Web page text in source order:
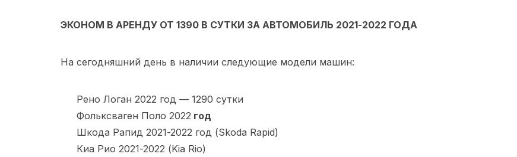
ЭКОНОМ В АРЕНДУ ОТ 1390 В СУТКИ ЗА АВТОМОБИЛЬ 2021-2022 ГОДА
На сегодняшний день в наличии следующие модели машин:
Рено Логан 2022 год — 1290 сутки
Фольксваген Поло 2022 год
Шкода Рапид 2021-2022 год (Skoda Rapid)
Киа Рио 2021-2022 (Kia Rio)